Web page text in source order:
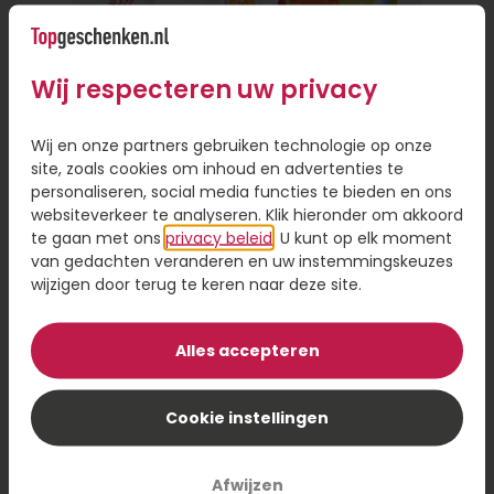
alleen gemakkelijk, want je hoeft de deur niet uit,
maar het bespaart je ook veel tijd. Je hoeft geen
te leggen als de persoon ver weg woont.
Persoonlijke touch toevoegen aan
cadeau
Online een cadeautje versturen is handig, omdat
je de keuze hebt uit een ruim assortiment en je
hoeft niet gehaast een beslissing te nemen. Even
scrollen door het assortiment en een cadeau
sturen op het moment dat voor jou uitkomt. Wil
je een cadeau bezorgen, maar wel iets
persoonlijks toevoegen? Laat je cadeau dan
cadeau. Dit geeft een persoonlijk tintje en maakt
8,95
Bestel
Wij respecteren uw privacy
Wij en onze partners gebruiken technologie op onze
site, zoals cookies om inhoud en advertenties te
personaliseren, social media functies te bieden en ons
websiteverkeer te analyseren. Klik hieronder om akkoord
te gaan met ons privacy beleid . U kunt op elk moment
van gedachten veranderen en uw instemmingskeuzes
wijzigen door terug te keren naar deze site.
Alles accepteren
Cookie instellingen
Afwijzen